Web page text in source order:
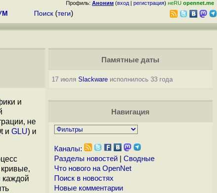
Профиль: Аноним (вход | регистрация) неRU opennet.me
Поиск (теги)
и
не
и GLU) и
каждой
Памятные даты
17 июля Slackwareисполнилось 33 года
Навигация
Каналы:
Разделы новостей| Сводные
Что нового на OpenNet
Поиск в новостях
Новые комментарии